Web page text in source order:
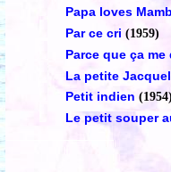
Papa loves
Par ce cri (1959)
Parce que ça
La petite
Petit indien (1954)
Le petit souper